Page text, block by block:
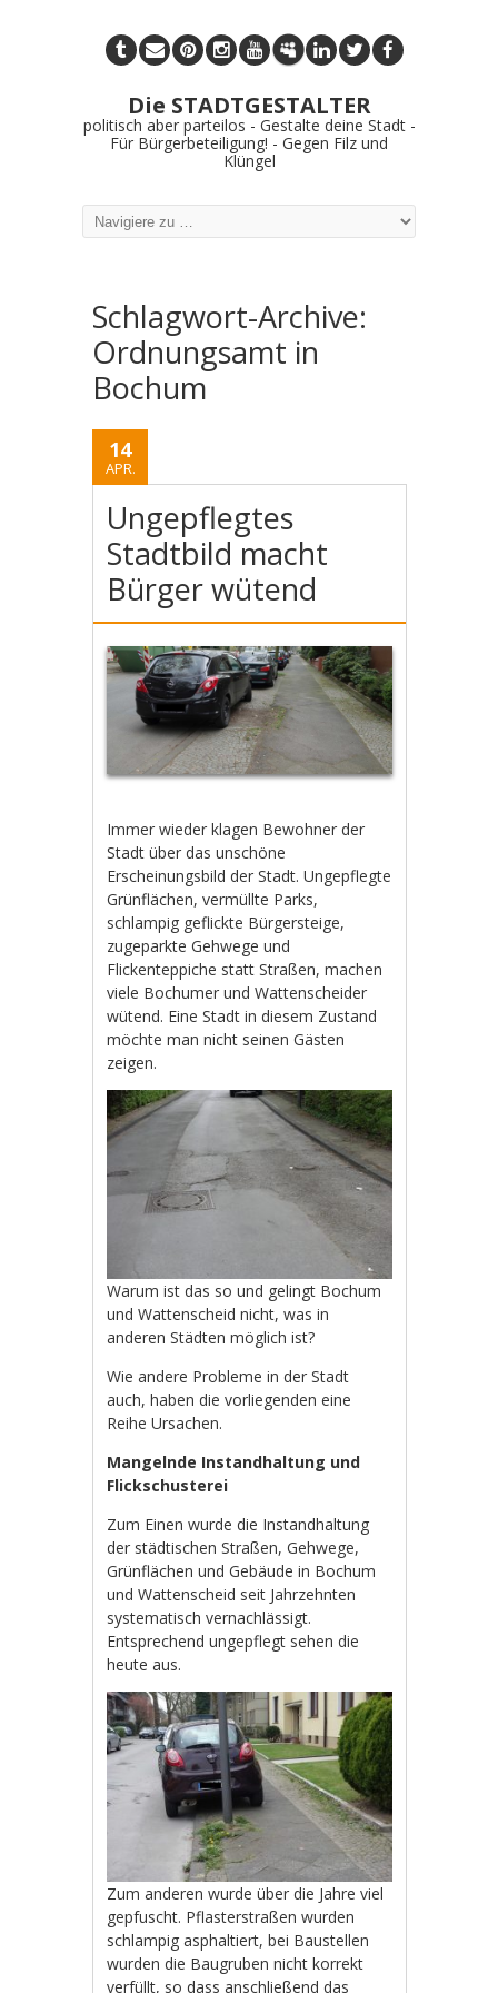
Die STADTGESTALTER
politisch aber parteilos - Gestalte deine Stadt -
Für Bürgerbeteiligung! - Gegen Filz und
Klüngel
Schlagwort-Archive:
Ordnungsamt in
Bochum
14
APR.
Ungepflegtes
Stadtbild macht
Bürger wütend
Immer wieder klagen Bewohner der
Stadt über das unschöne
Erscheinungsbild der Stadt. Ungepflegte
Grünflächen, vermüllte Parks,
schlampig geflickte Bürgersteige,
zugeparkte Gehwege und
Flickenteppiche statt Straßen, machen
viele Bochumer und Wattenscheider
wütend. Eine Stadt in diesem Zustand
möchte man nicht seinen Gästen
zeigen.
Warum ist das so und gelingt Bochum
und Wattenscheid nicht, was in
anderen Städten möglich ist?
Wie andere Probleme in der Stadt
auch, haben die vorliegenden eine
Reihe Ursachen.
Mangelnde Instandhaltung und
Flickschusterei
Zum Einen wurde die Instandhaltung
der städtischen Straßen, Gehwege,
Grünflächen und Gebäude in Bochum
und Wattenscheid seit Jahrzehnten
systematisch vernachlässigt.
Entsprechend ungepflegt sehen die
heute aus.
Zum anderen wurde über die Jahre viel
gepfuscht. Pflasterstraßen wurden
schlampig asphaltiert, bei Baustellen
wurden die Baugruben nicht korrekt
verfüllt, so dass anschließend das